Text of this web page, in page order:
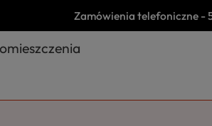
Zamówienia telefoniczne -